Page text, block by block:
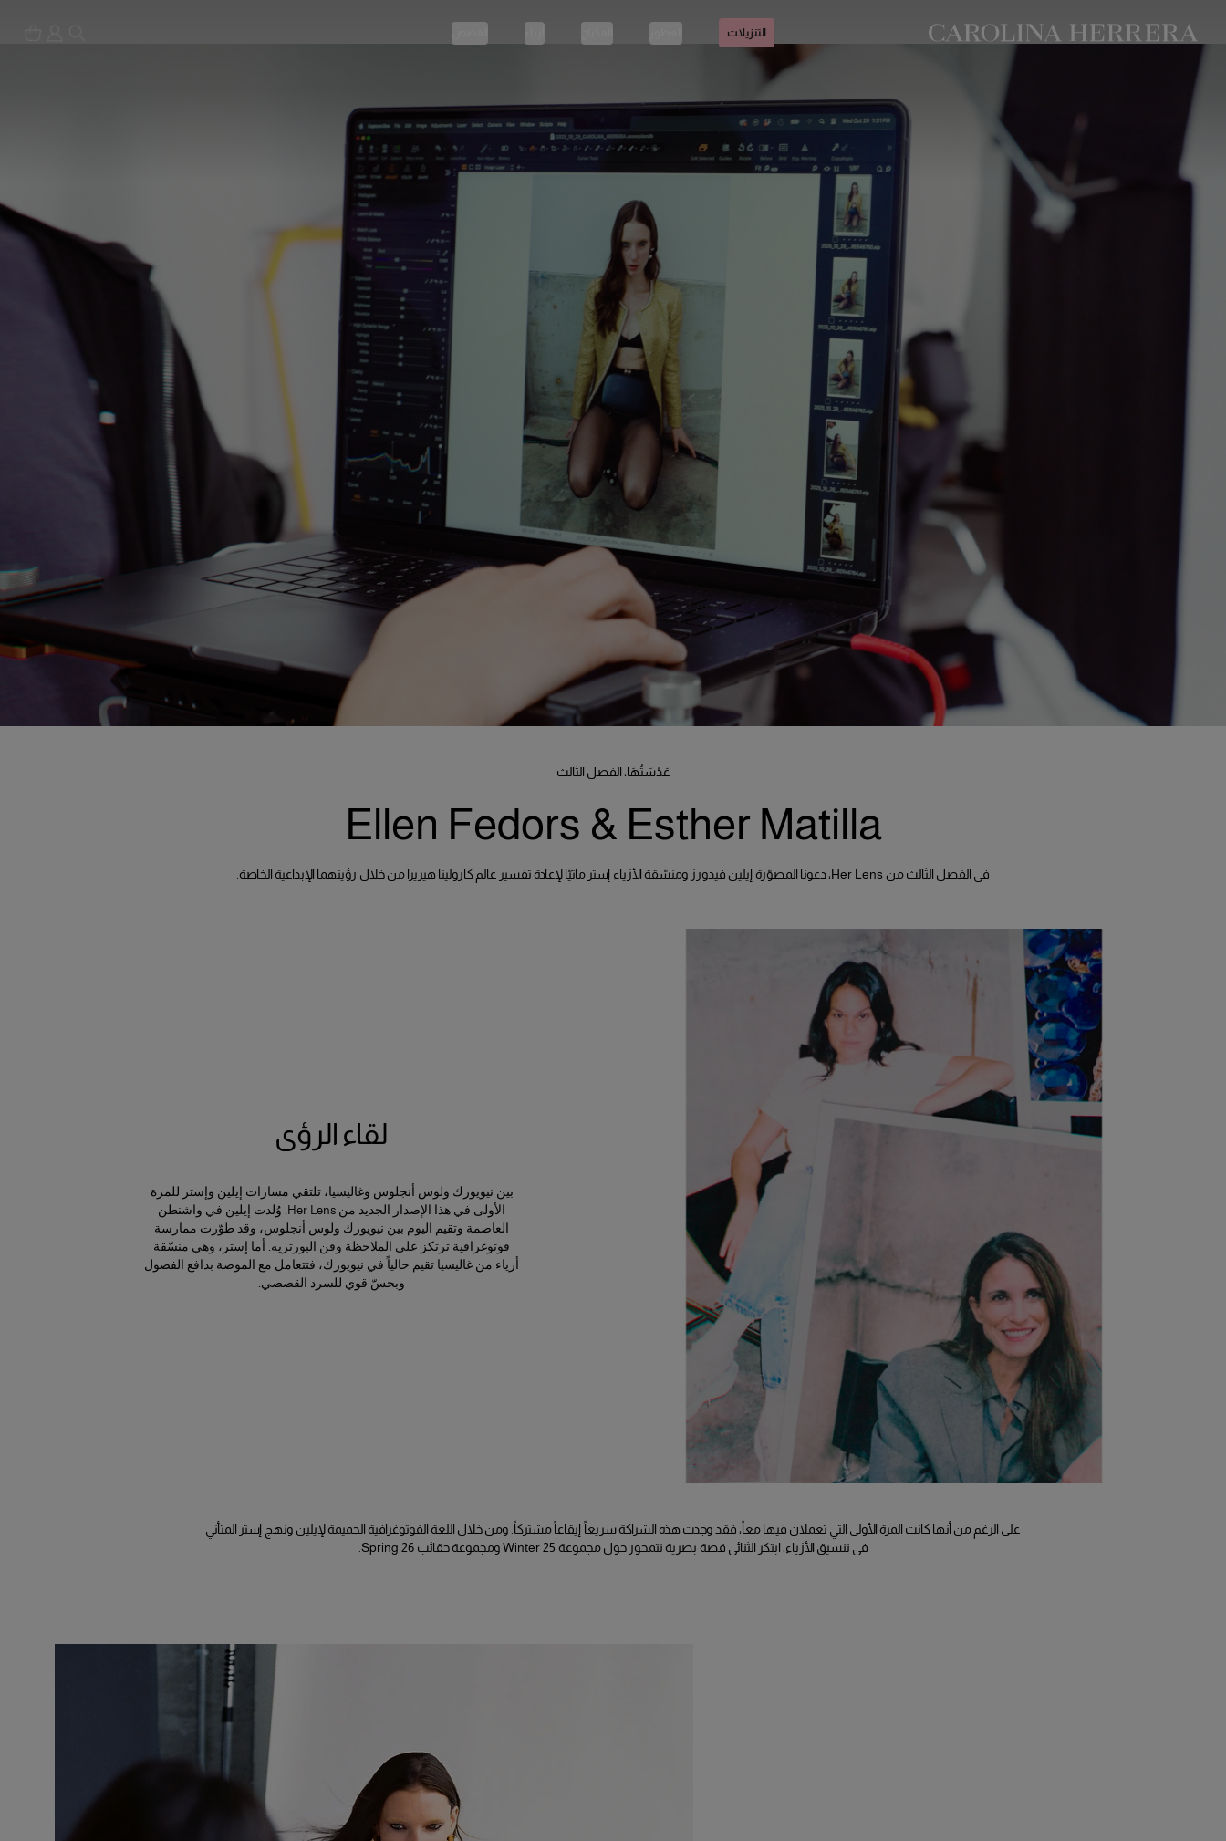
بيان إمكانية الوصول (الرابط)
التنزيلات
عَدْسَتُهَا، الفصل الثالث
Ellen Fedors & Esther Matilla
في الفصل الثالث من Her Lens، دعونا المصوّرة إيلين فيدورز ومنسّقة الأزياء إستر ماتيّا لإعادة تفسير عالم كارولينا هيريرا من خلال رؤيتهما الإبداعية الخاصة.
لقاء الرؤى
بين نيويورك ولوس أنجلوس وغاليسيا، تلتقي مسارات إيلين وإستر للمرة
الأولى في هذا الإصدار الجديد من Her Lens. وُلدت إيلين في واشنطن
العاصمة وتقيم اليوم بين نيويورك ولوس أنجلوس، وقد طوّرت ممارسة
فوتوغرافية ترتكز على الملاحظة وفن البورتريه. أما إستر، وهي منسّقة
أزياء من غاليسيا تقيم حالياً في نيويورك، فتتعامل مع الموضة بدافع الفضول
وبحسّ قوي للسرد القصصي.
على الرغم من أنها كانت المرة الأولى التي تعملان فيها معاً، فقد وجدت هذه الشراكة سريعاً إيقاعاً مشتركاً. ومن خلال اللغة الفوتوغرافية الحميمة لإيلين ونهج إستر المتأني
في تنسيق الأزياء، ابتكر الثنائي قصة بصرية تتمحور حول مجموعة Winter 25 ومجموعة حقائب Spring 26.